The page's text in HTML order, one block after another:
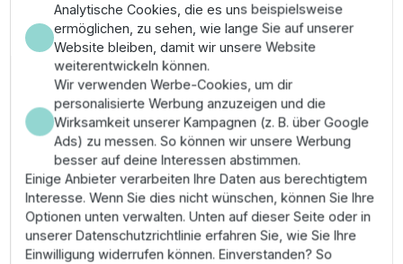
✔Hochspannungsschutz:
Effektive Ableitung
von Überspannungen bis zu mehreren tausend
Volt.
✔Komplettset:Enthält alle notwendigen
Komponenten für die Installation.
✔Langlebigkeit:Wartungsfreie Bauteile, die
nach einem Ereignis aktiv bleiben.
✔Industriestandard: Empfohlen für alle Rain
Bird Decoder-Systeme und 24V-Steuerungen.
Anwendungsbereich & Montage
Unverzichtbar für weitläufige Anlagen und Standorte
Analytische Cookies, die es uns beispielsweise
ermöglichen, zu sehen, wie lange Sie auf unserer
Website bleiben, damit wir unsere Website
weiterentwickeln können.
Wir verwenden Werbe-Cookies, um dir
personalisierte Werbung anzuzeigen und die
Wirksamkeit unserer Kampagnen (z. B. über Google
Ads) zu messen. So können wir unsere Werbung
besser auf deine Interessen abstimmen.
Einige Anbieter verarbeiten Ihre Daten aus berechtigtem
Interesse. Wenn Sie dies nicht wünschen, können Sie Ihre
Optionen unten verwalten. Unten auf dieser Seite oder in
unserer Datenschutzrichtlinie erfahren Sie, wie Sie Ihre
Einwilligung widerrufen können. Einverstanden? So